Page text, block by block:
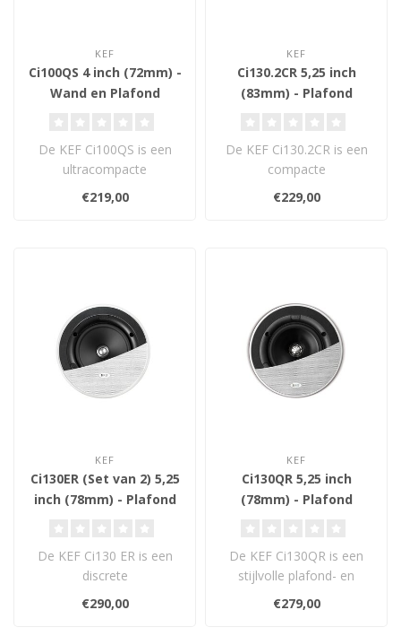
KEF
Ci100QS 4 inch (72mm) -
Wand en Plafond
De KEF Ci100QS is een
ultracompacte
inbouwluidspreker uit de
Soundlight-serie. D..
€219,00
KEF
Ci130.2CR 5,25 inch
(83mm) - Plafond
De KEF Ci130.2CR is een
compacte
plafondluidspreker met
Uni-Q-driver voor breed,..
€229,00
KEF
Ci130ER (Set van 2) 5,25
inch (78mm) - Plafond
De KEF Ci130 ER is een
discrete
plafondinbouwluidspreker
uit de E-serie met Uni-..
€290,00
KEF
Ci130QR 5,25 inch
(78mm) - Plafond
De KEF Ci130QR is een
stijlvolle plafond- en
wandinbouwluidspreker
met Uni-Q-dri..
€279,00